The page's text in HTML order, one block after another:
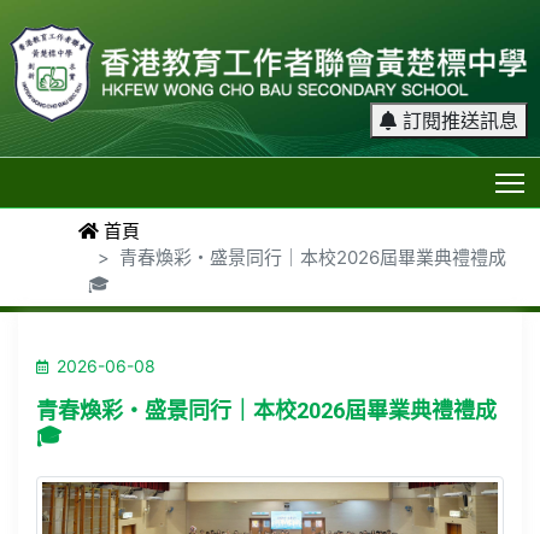
訂閱推送訊息
首頁
青春煥彩・盛景同行｜本校2026屆畢業典禮禮成
🎓
2026-06-08
青春煥彩・盛景同行｜本校2026屆畢業典禮禮成
🎓